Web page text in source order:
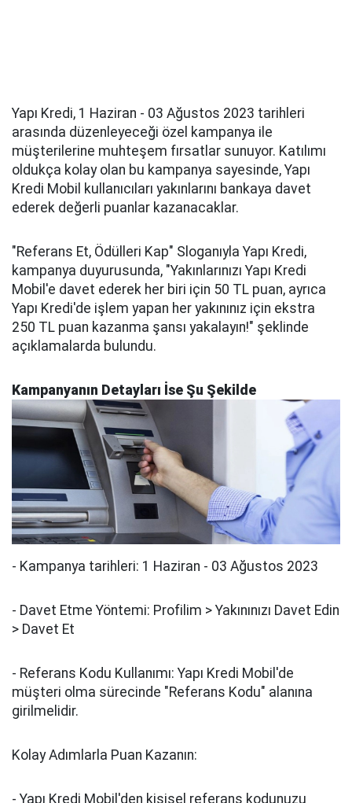
Yapı Kredi, 1 Haziran - 03 Ağustos 2023 tarihleri
arasında düzenleyeceği özel kampanya ile
müşterilerine muhteşem fırsatlar sunuyor. Katılımı
oldukça kolay olan bu kampanya sayesinde, Yapı
Kredi Mobil kullanıcıları yakınlarını bankaya davet
ederek değerli puanlar kazanacaklar.
"Referans Et, Ödülleri Kap" Sloganıyla Yapı Kredi,
kampanya duyurusunda, "Yakınlarınızı Yapı Kredi
Mobil'e davet ederek her biri için 50 TL puan, ayrıca
Yapı Kredi'de işlem yapan her yakınınız için ekstra
250 TL puan kazanma şansı yakalayın!" şeklinde
açıklamalarda bulundu.
Kampanyanın Detayları İse Şu Şekilde
- Kampanya tarihleri: 1 Haziran - 03 Ağustos 2023
- Davet Etme Yöntemi: Profilim > Yakınınızı Davet Edin
> Davet Et
- Referans Kodu Kullanımı: Yapı Kredi Mobil'de
müşteri olma sürecinde "Referans Kodu" alanına
girilmelidir.
Kolay Adımlarla Puan Kazanın:
- Yapı Kredi Mobil'den kişisel referans kodunuzu